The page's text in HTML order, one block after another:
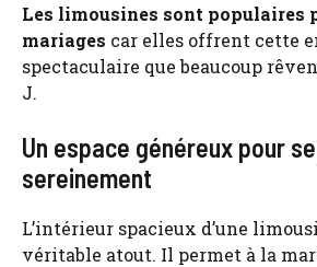
Les limousines sont populaires
mariages car elles offrent cette
spectaculaire que beaucoup
J.
Un espace généreux pour
sereinement
L’intérieur spacieux d’une
véritable atout. Il permet à la